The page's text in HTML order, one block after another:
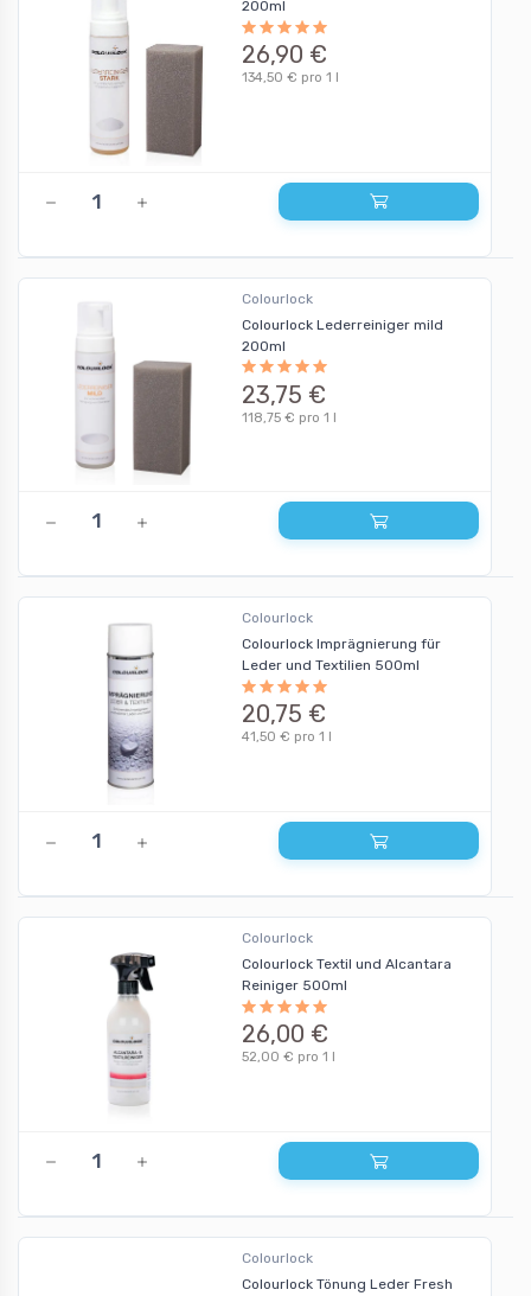
200ml
26,90 €
134,50 € pro 1 l
Colourlock
Colourlock Lederreiniger mild
200ml
23,75 €
118,75 € pro 1 l
Colourlock
Colourlock Imprägnierung für
Leder und Textilien 500ml
20,75 €
41,50 € pro 1 l
Colourlock
Colourlock Textil und Alcantara
Reiniger 500ml
26,00 €
52,00 € pro 1 l
Colourlock
Colourlock Tönung Leder Fresh